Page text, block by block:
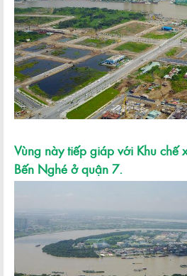
Vùng này tiếp giáp với Khu chế
Bến Nghé ở quận 7.